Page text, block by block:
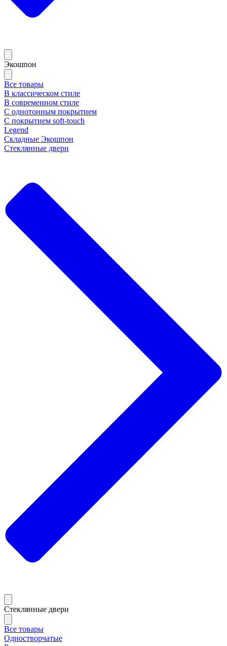
Экошпон
Все товары
В классическом стиле
В современном стиле
С однотонным покрытием
С покрытием soft-touch
Legend
Складные Экошпон
Стеклянные двери
Стеклянные двери
Все товары
Одностворчатые